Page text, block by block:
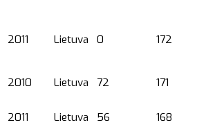
2011 Lietuva 0 172
2010 Lietuva 72 171
2011 Lietuva 56 168